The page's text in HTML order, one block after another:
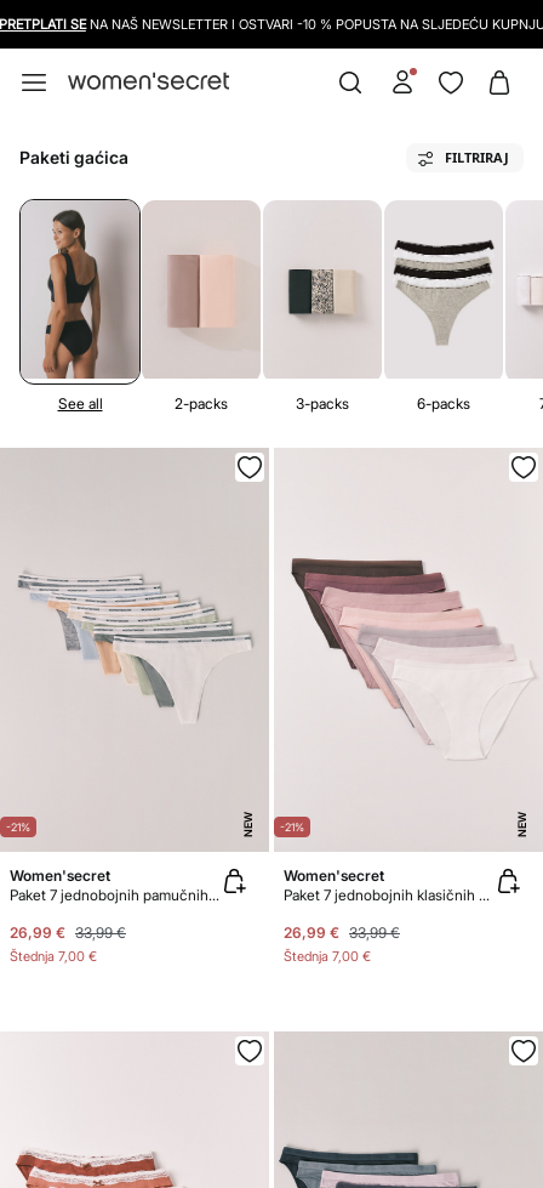
SENA NAŠ NEWSLETTER I OSTVARI -10 % POPUSTA NA SLJEDEĆU KUPNJU.
Paketi gaćica FILTRIRAJ
See all 2-packs 3-packs 6-packs
-21% NEW
Women'secret
Paket 7 jednobojnih pamučnih tanga gaćica s logotipom
26,99 € 33,99 €
Štednja 7,00 €
-21% NEW
Women'secret
Paket 7 jednobojnih klasičnih pamučnih gaćica
26,99 € 33,99 €
Štednja 7,00 €